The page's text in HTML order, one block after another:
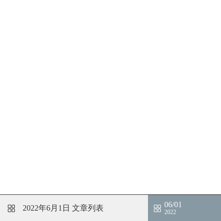
2022年6月1日 文章列表 06/01
2022